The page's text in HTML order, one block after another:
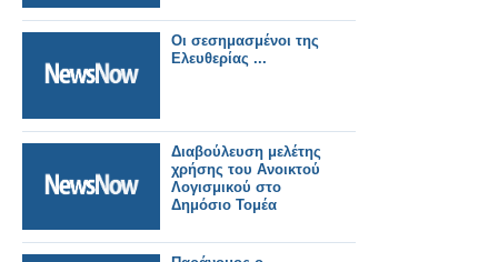
Οι σεσημασμένοι της
Ελευθερίας ...
Διαβούλευση μελέτης
χρήσης του Ανοικτού
Λογισμικού στο
Δημόσιο Τομέα